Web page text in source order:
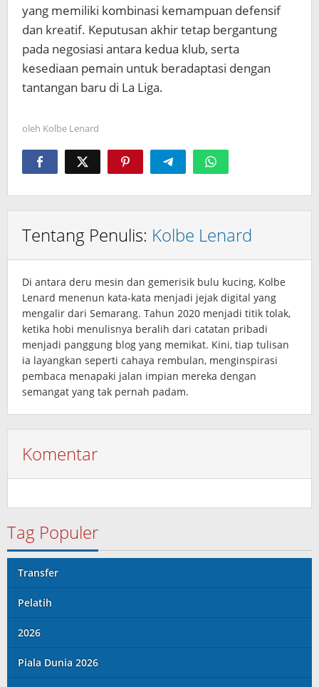
yang memiliki kombinasi kemampuan defensif
dan kreatif. Keputusan akhir tetap bergantung
pada negosiasi antara kedua klub, serta
kesediaan pemain untuk beradaptasi dengan
tantangan baru di La Liga.
oleh Kolbe Lenard
Tentang Penulis: Kolbe Lenard
Di antara deru mesin dan gemerisik bulu kucing, Kolbe
Lenard menenun kata‑kata menjadi jejak digital yang
mengalir dari Semarang. Tahun 2020 menjadi titik tolak,
ketika hobi menulisnya beralih dari catatan pribadi
menjadi panggung blog yang memikat. Kini, tiap tulisan
ia layangkan seperti cahaya rembulan, menginspirasi
pembaca menapaki jalan impian mereka dengan
semangat yang tak pernah padam.
Komentar
Tag Populer
Transfer
Pelatih
2026
Piala Dunia 2026